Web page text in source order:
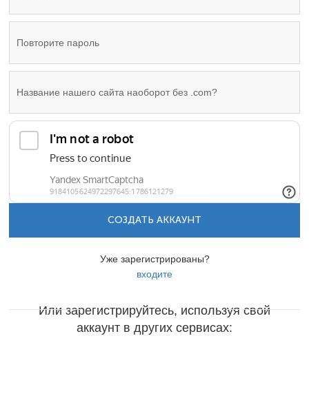
СОЗДАТЬ АККАУНТ
Уже зарегистрированы?
входите
Или зарегистрируйтесь, используя свой
аккаунт в других сервисах: